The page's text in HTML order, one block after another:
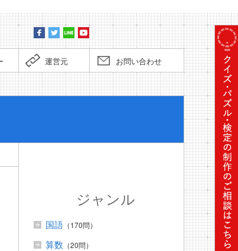
運営元 お問い合わせ
ぼくだ
ジャンル
国語 （170問）
算数 （20問）